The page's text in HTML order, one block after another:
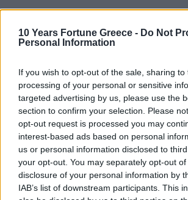
10 Years Fortune Greece - Do Not
Personal Information
If you wish to opt-out of the sale, sharing
processing of your personal or sensitive
targeted advertising by us, please use the
section to confirm your selection. Please
opt-out request is processed you may
interest-based ads based on personal
us or personal information disclosed to
your opt-out. You may separately opt-out
disclosure of your personal information by
IAB’s list of downstream participants. This
Η Avis θα συνεχίσει να ηγείται και στην επόμενη
σε προγράμματα κινητικότητας στη χώρα μας.